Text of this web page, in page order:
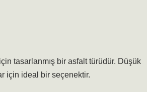
tasarlanmış bir asfalt türüdür. Düşük
için ideal bir seçenektir.